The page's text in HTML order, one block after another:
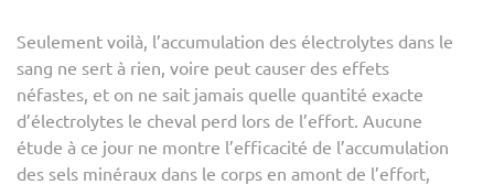
Seulement voilà, l’accumulation des électrolytes dans le
sang ne sert à rien, voire peut causer des effets
néfastes, et on ne sait jamais quelle quantité exacte
d’électrolytes le cheval perd lors de l’effort. Aucune
étude à ce jour ne montre l’efficacité de l’accumulation
des sels minéraux dans le corps en amont de l’effort,